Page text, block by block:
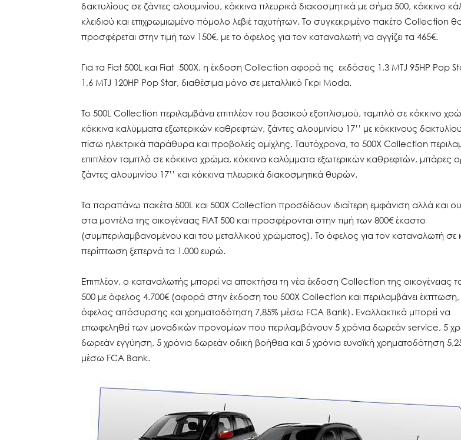
δακτυλίους σε ζάντες αλουμινίου, κόκκινα πλευρικά διακοσμητικά με σήμα 500, κόκκινο
κλειδιού και επιχρωμιωμένο πόμολο λεβιέ ταχυτήτων. Το συγκεκριμένο πακέτο Collection
προσφέρεται στην τιμή των 150€, με το όφελος για τον καταναλωτή να αγγίζει τα 465€.
Για τα Fiat 500L και Fiat 500Χ, η έκδοση Collection αφορά τις εκδόσεις 1,3 MTJ 95HP Pop
1,6 MTJ 120HP Pop Star, διαθέσιμα μόνο σε μεταλλικό Γκρι Moda.
Το 500L Collection περιλαμβάνει επιπλέον του βασικού εξοπλισμού, ταμπλό σε κόκκινο
κόκκινα καλύμματα εξωτερικών καθρεφτών, ζάντες αλουμινίου 17’’ με κόκκινους
πίσω ηλεκτρικά παράθυρα και προβολείς ομίχλης. Ταυτόχρονα, το 500Χ Collection
επιπλέον ταμπλό σε κόκκινο χρώμα, κόκκινα καλύμματα εξωτερικών καθρεφτών, μπάρες
ζάντες αλουμινίου 17’’ και κόκκινα πλευρικά διακοσμητικά θυρών.
Τα παραπάνω πακέτα 500L και 500X Collection προσδίδουν ιδιαίτερη εμφάνιση αλλά και
στα μοντέλα της οικογένειας FIAT 500 και προσφέρονται στην τιμή των 800€ έκαστο
(συμπεριλαμβανομένου και του μεταλλικού χρώματος). Το όφελος για τον καταναλωτή σε
περίπτωση ξεπερνά τα 1.000 ευρώ.
Επιπλέον, ο καταναλωτής μπορεί να αποκτήσει τη νέα έκδοση Collection της οικογένειας
500 με όφελος 4.700€ (αφορά στην έκδοση του 500X Collection και περιλαμβάνει έκπτωση,
όφελος απόσυρσης και χρηματοδότηση 7,85% μέσω FCA Bank). Εναλλακτικά μπορεί να
επωφεληθεί των μοναδικών προνομίων που περιλαμβάνουν 5 χρόνια δωρεάν service, 5
δωρεάν εγγύηση, 5 χρόνια δωρεάν οδική βοήθεια και 5 χρόνια ευνοϊκή χρηματοδότηση
μέσω FCA Bank.